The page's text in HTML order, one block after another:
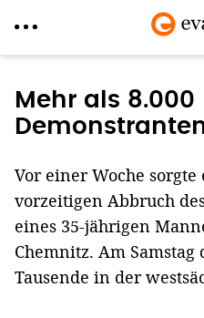
zum
Inhalt
Mehr als 8.000
Vor einer Woche
vorzeitigen Abbruch
eines 35-jährigen
Chemnitz. Am
Tausende in der